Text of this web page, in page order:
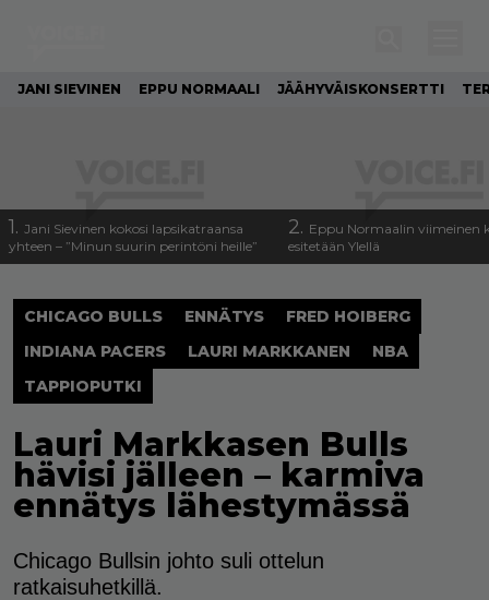
JANI SIEVINEN EPPU NORMAALI JÄÄHYVÄISKONSERTTI
1. Jani Sievinen kokosi lapsikatraansa
yhteen – ”Minun suurin perintöni heille”
2. Eppu Normaalin viimeinen
esitetään Ylellä
CHICAGO BULLS ENNÄTYS
FRED HOIBERG
INDIANA PACERS
LAURI MARKKANEN
NBA
TAPPIOPUTKI
Lauri Markkasen Bulls
hävisi jälleen – karmiva
ennätys lähestymässä
Chicago Bullsin johto suli ottelun
ratkaisuhetkillä.